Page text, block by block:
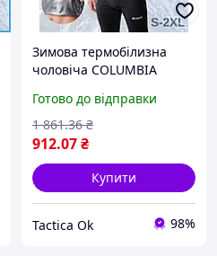
Зимова термобілизна
чоловіча COLUMBIA
кофта та штани чорного
кольору повсякденна для
військових Tactic
Готово до відправки
912.07₴
1 861.36 ₴
Купити
Tactica Ok 98%